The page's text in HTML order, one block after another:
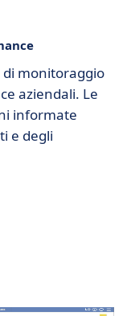
monitoraggio
aziendali. Le
informate
e degli